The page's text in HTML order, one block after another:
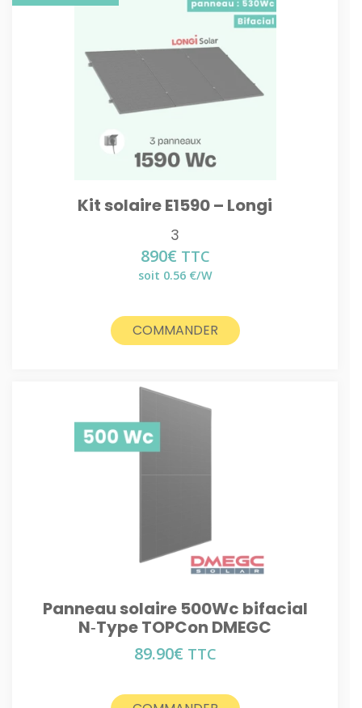
Kit solaire E1590 – Longi
3
890€ TTC
soit 0.56 €/W
COMMANDER
Panneau solaire 500Wc bifacial
N‑Type TOPCon DMEGC
89.90€ TTC